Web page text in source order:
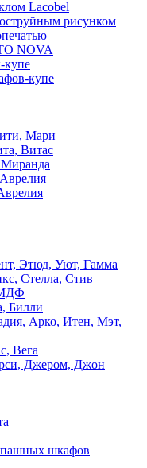
Lacobel
рисунком
NOVA
купе
купе
Мари
Витас
Этюд, Уют, Гамма
Стелла, Стив
Билли
Арко, Итен, Мэт,
Вега
Джером, Джон
шкафов